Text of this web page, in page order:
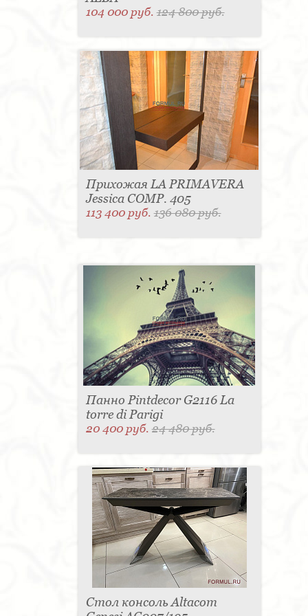
104 000 руб.124 800 руб.
Прихожая LA PRIMAVERA
Jessica COMP. 405
113 400 руб.136 080 руб.
Панно Pintdecor G2116 La
torre di Parigi
20 400 руб.24 480 руб.
Стол консоль Altacom